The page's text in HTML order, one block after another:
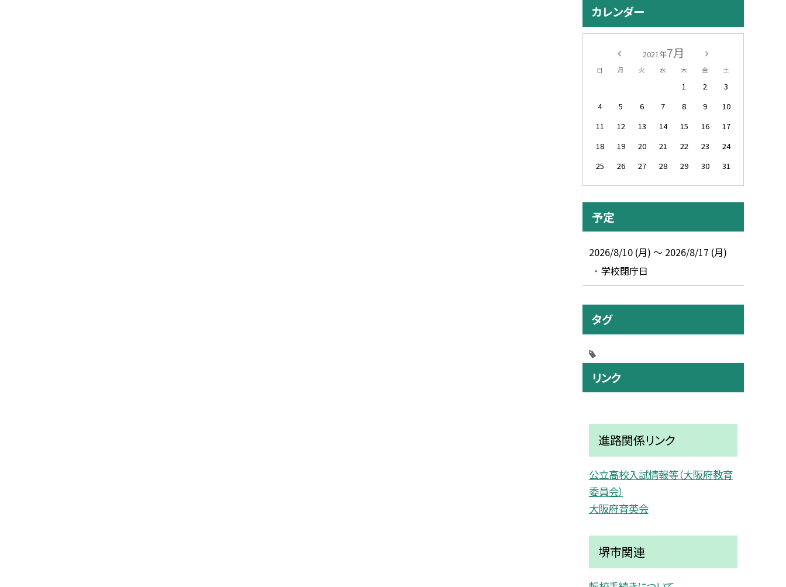
カレンダー
2021年7月
日 月 火 水 木 金 土
1 2
3
4
5 6 7 8 9
10
11
12 13 14 15 16
17
18
19 20 21 22 23
24
25
26 27 28 29 30 31
予定
2026/8/10 (月) ～ 2026/8/17 (月)
学校閉庁日
タグ
リンク
進路関係リンク
公立高校入試情報等（大阪府教育
委員会）
大阪府育英会
堺市関連